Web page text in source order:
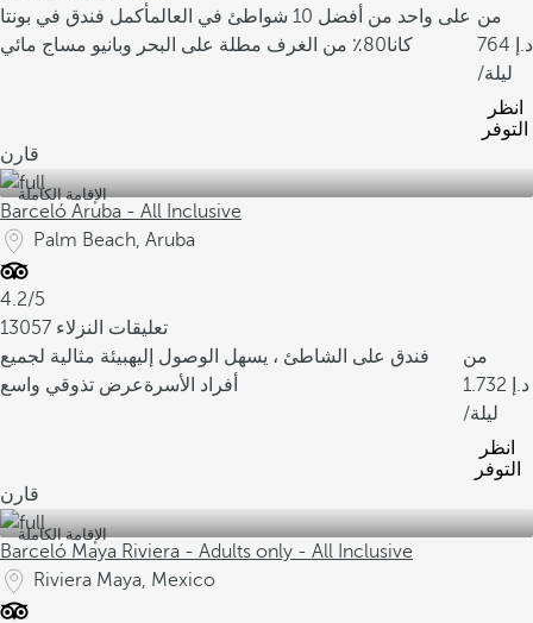
على واحد من أفضل 10 شواطئ في العالم
أكمل فندق في بونتا
كانا80٪ من الغرف مطلة على البحر وبانيو مساج مائي
من
764
/ليلة
انظر
التوفر
قارن
الإقامة الكاملة
Barceló Aruba - All Inclusive
Palm Beach, Aruba
4.2/5
13057 تعليقات النزلاء
فندق على الشاطئ ، يسهل الوصول إليهبيئة مثالية لجميع
أفراد الأسرةعرض تذوقي واسع
من
1.732
/ليلة
انظر
التوفر
قارن
الإقامة الكاملة
Barceló Maya Riviera - Adults only - All Inclusive
Riviera Maya, Mexico